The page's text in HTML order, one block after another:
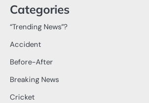
Categories
“Trending News”?
Accident
Before-After
Breaking News
Cricket